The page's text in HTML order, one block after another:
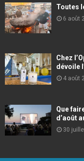
Toutes
6 août
Chez
dévoile
4 août
Que
d’août
30